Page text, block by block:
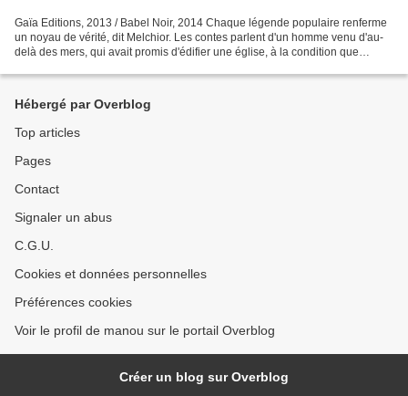
Gaïa Editions, 2013 / Babel Noir, 2014 Chaque légende populaire renferme
un noyau de vérité, dit Melchior. Les contes parlent d'un homme venu d'au-
delà des mers, qui avait promis d'édifier une église, à la condition que
Hébergé par Overblog
Top articles
Pages
Contact
Signaler un abus
C.G.U.
Cookies et données personnelles
Préférences cookies
Voir le profil de manou sur le portail Overblog
Créer un blog sur Overblog